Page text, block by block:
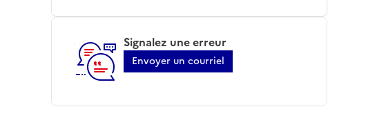
Signalez une erreur
Envoyer un courriel